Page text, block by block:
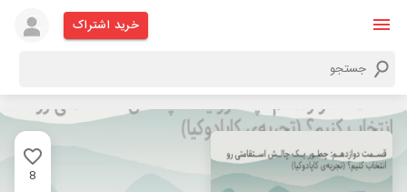
خرید اشتراک
8